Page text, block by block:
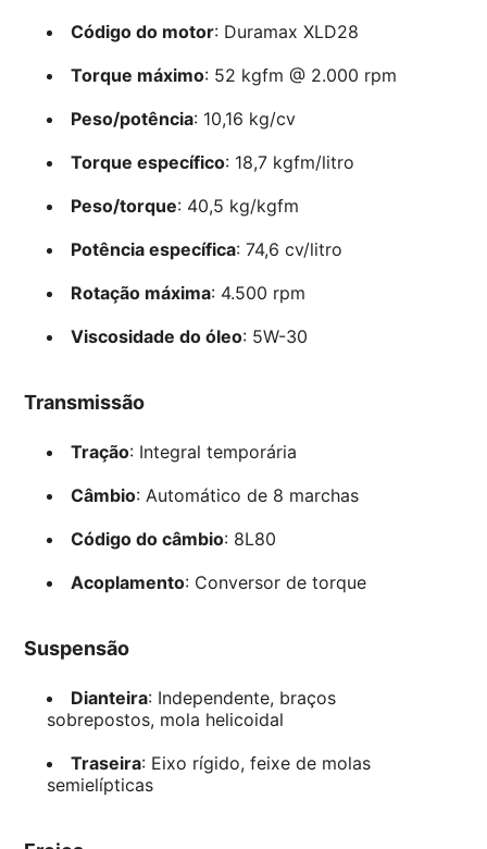
Código do motor: Duramax XLD28
Torque máximo: 52 kgfm @ 2.000 rpm
Peso/potência: 10,16 kg/cv
Torque específico: 18,7 kgfm/litro
Peso/torque: 40,5 kg/kgfm
Potência específica: 74,6 cv/litro
Rotação máxima: 4.500 rpm
Viscosidade do óleo: 5W-30
Transmissão
Tração: Integral temporária
Câmbio: Automático de 8 marchas
Código do câmbio: 8L80
Acoplamento: Conversor de torque
Suspensão
Dianteira: Independente, braços
sobrepostos, mola helicoidal
Traseira: Eixo rígido, feixe de molas
semielípticas